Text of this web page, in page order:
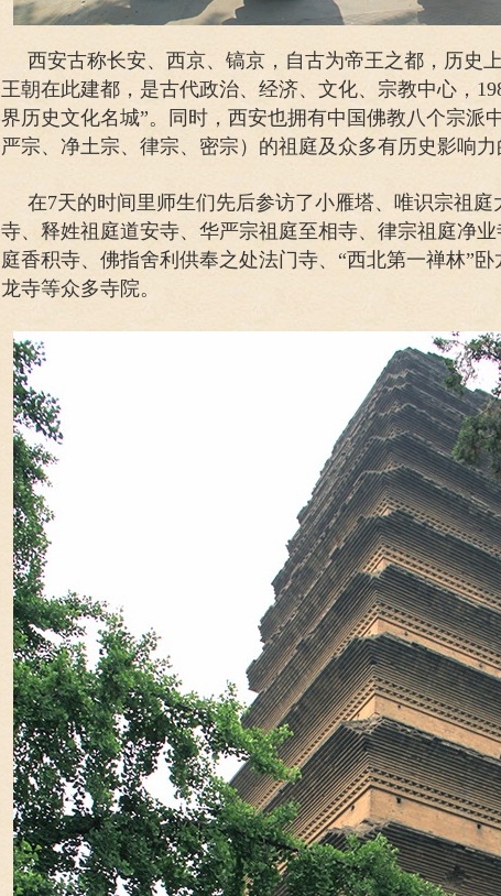
西安古称长安、西京、镐京，自古为帝王之都，历史
王朝在此建都，是古代政治、经济、文化、宗教中心，
界历史文化名城”。同时，西安也拥有中国佛教八个宗派
严宗、净土宗、律宗、密宗）的祖庭及众多有历史影响力
在7天的时间里师生们先后参访了小雁塔、唯识宗祖
寺、释姓祖庭道安寺、华严宗祖庭至相寺、律宗祖庭净
庭香积寺、佛指舍利供奉之处法门寺、“西北第一禅林”
龙寺等众多寺院。